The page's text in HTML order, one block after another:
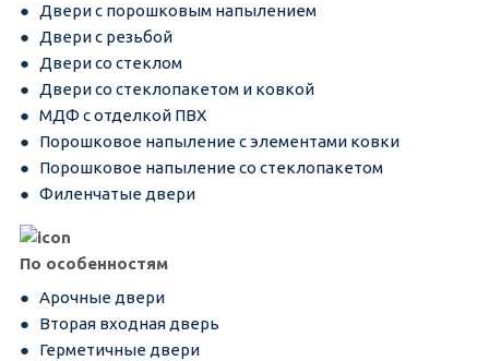
Двери с порошковым напылением
Двери с резьбой
Двери со стеклом
Двери со стеклопакетом и ковкой
МДФ с отделкой ПВХ
Порошковое напыление с элементами ковки
Порошковое напыление со стеклопакетом
Филенчатые двери
По особенностям
Арочные двери
Вторая входная дверь
Герметичные двери